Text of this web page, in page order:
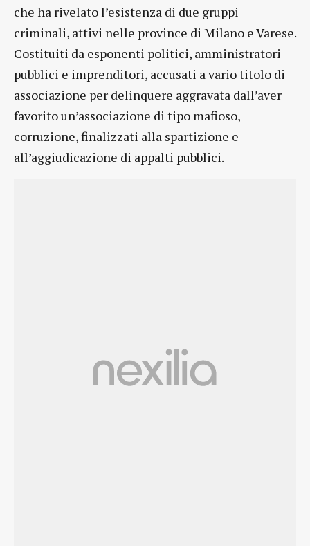
che ha rivelato l’esistenza di due gruppi
criminali, attivi nelle province di Milano e Varese.
Costituiti da esponenti politici, amministratori
pubblici e imprenditori, accusati a vario titolo di
associazione per delinquere aggravata dall’aver
favorito un’associazione di tipo mafioso,
corruzione, finalizzati alla spartizione e
all’aggiudicazione di appalti pubblici.